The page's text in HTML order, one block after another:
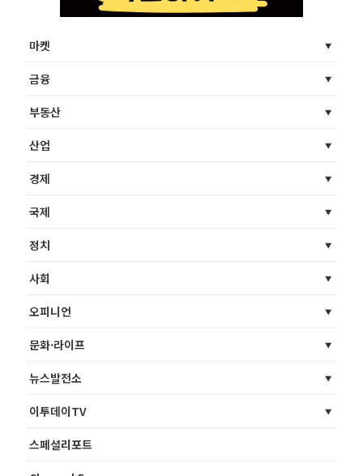
마켓
금융
부동산
산업
경제
국제
정치
사회
오피니언
문화·라이프
뉴스발전소
이투데이TV
스페셜리포트